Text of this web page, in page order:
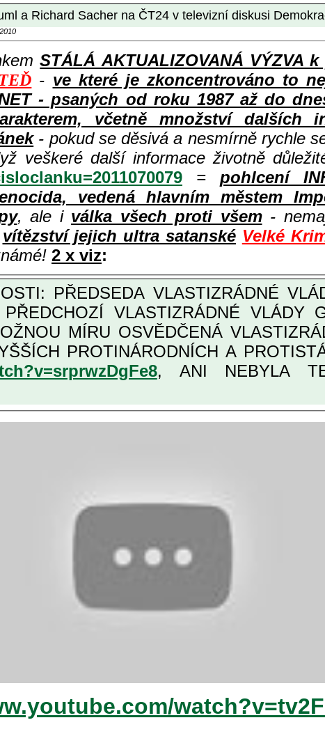
a Richard Sacher na ČT24 v televizní diskusi
STÁLÁ AKTUALIZOVANÁ VÝZVA
- ve které je zkoncentrováno to
- psaných od roku 1987 až do
včetně množství dalších
- pokud se děsivá a nesmírně rychle
veškeré další informace životně
= pohlcení
vedená hlavním městem
, ale i válka všech proti všem-
vítězství jejich ultra satanské Velké
2 x viz:
VLASTIZRÁDNÉ VLÁDY
ČESKÁ "AMNESTIE", URČENÁ
, ANI NEBYLA